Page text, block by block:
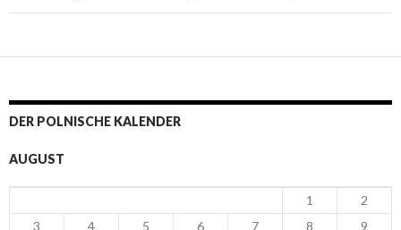
DER POLNISCHE KALENDER
AUGUST
1
2
3
4 5 6 7 8
9